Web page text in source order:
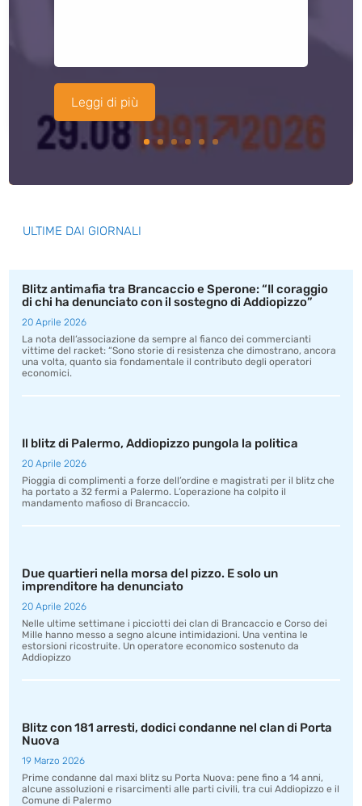
Leggi di più
ULTIME DAI GIORNALI
Blitz antimafia tra Brancaccio e Sperone: “Il coraggio
di chi ha denunciato con il sostegno di Addiopizzo”
20 Aprile 2026
La nota dell’associazione da sempre al fianco dei commercianti
vittime del racket: “Sono storie di resistenza che dimostrano, ancora
una volta, quanto sia fondamentale il contributo degli operatori
economici.
Il blitz di Palermo, Addiopizzo pungola la politica
20 Aprile 2026
Pioggia di complimenti a forze dell’ordine e magistrati per il blitz che
ha portato a 32 fermi a Palermo. L’operazione ha colpito il
mandamento mafioso di Brancaccio.
Due quartieri nella morsa del pizzo. E solo un
imprenditore ha denunciato
20 Aprile 2026
Nelle ultime settimane i picciotti dei clan di Brancaccio e Corso dei
Mille hanno messo a segno alcune intimidazioni. Una ventina le
estorsioni ricostruite. Un operatore economico sostenuto da
Addiopizzo
Blitz con 181 arresti, dodici condanne nel clan di Porta
Nuova
19 Marzo 2026
Prime condanne dal maxi blitz su Porta Nuova: pene fino a 14 anni,
alcune assoluzioni e risarcimenti alle parti civili, tra cui Addiopizzo e il
Comune di Palermo